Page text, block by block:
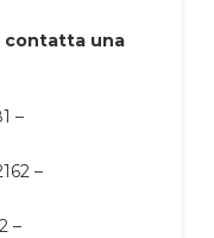
contatta una
–
–
–